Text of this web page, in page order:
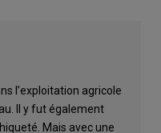
l’exploitation agricole
Il y fut également
Mais avec une